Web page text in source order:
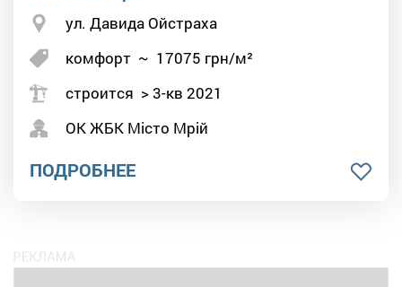
ул. Давида Ойстраха
комфорт ~ 17075 грн/м²
строится > 3-кв 2021
ОК ЖБК Місто Мрій
ПОДРОБНЕЕ